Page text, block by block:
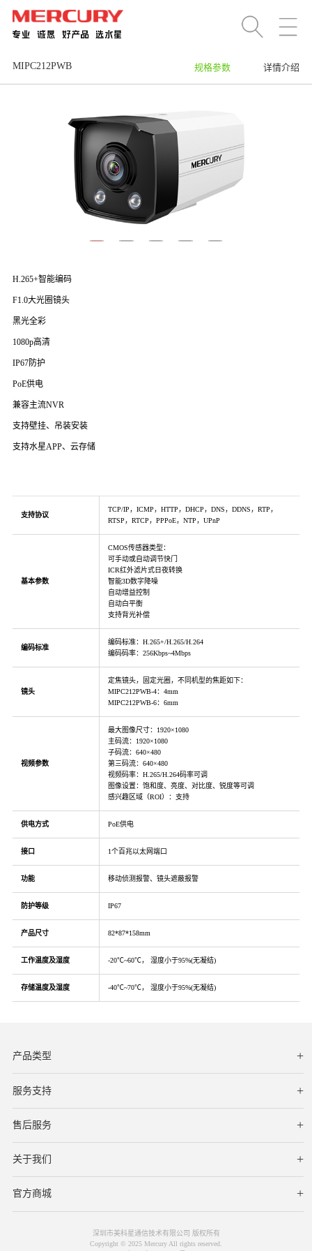
MIPC212PWB 规格参数 详情介绍
H.265+智能编码
F1.0大光圈镜头
黑光全彩
1080p高清
IP67防护
PoE供电
兼容主流NVR
支持壁挂、吊装安装
支持水星APP、云存储
支持协议
TCP/IP，ICMP，HTTP，DHCP，DNS，DDNS，RTP，
RTSP，RTCP，PPPoE，NTP，UPnP
基本参数
CMOS传感器类型：
可手动或自动调节快门
ICR红外滤片式日夜转换
智能3D数字降噪
自动增益控制
自动白平衡
支持背光补偿
编码标准
编码标准：H.265+/H.265/H.264
编码码率：256Kbps~4Mbps
镜头
定焦镜头，固定光圈，不同机型的焦距如下：
MIPC212PWB-4：4mm
MIPC212PWB-6：6mm
视频参数
最大图像尺寸：1920×1080
主码流：1920×1080
子码流：640×480
第三码流：640×480
视频码率：H.265/H.264码率可调
图像设置：饱和度、亮度、对比度、锐度等可调
感兴趣区域（ROI）：支持
供电方式 PoE供电
接口 1个百兆以太网端口
功能 移动侦测报警、镜头遮蔽报警
防护等级 IP67
产品尺寸 82*87*158mm
工作温度及湿度 -20℃~60℃， 湿度小于95%(无凝结)
存储温度及湿度 -40℃~70℃， 湿度小于95%(无凝结)
产品类型
服务支持
下载中心
文档与指南
视频教程
售后服务
服务网点
保修条款
关于我们
公司简介
联系我们
在线客服
官方商城
深圳市美科星通信技术有限公司 版权所有
Copyright © 2025 Mercury All rights reserved.